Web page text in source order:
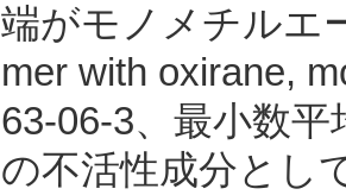
端がモノメチルエ
mer with oxirane,
63-06-3、最小数
の不活性成分とし